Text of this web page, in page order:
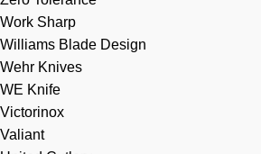
Work Sharp
Williams Blade Design
Wehr Knives
WE Knife
Victorinox
Valiant